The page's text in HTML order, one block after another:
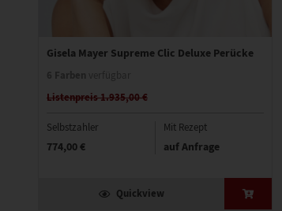
Gisela Mayer Supreme Clic Deluxe Perücke
Listenpreis 1.935,00 €
Selbstzahler
774,00 €
Mit Rezept
auf Anfrage
Quickview